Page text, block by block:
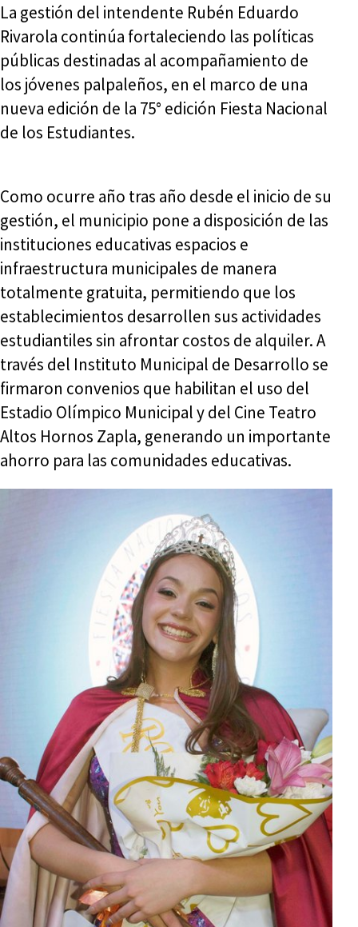
La gestión del intendente Rubén Eduardo
Rivarola continúa fortaleciendo las políticas
públicas destinadas al acompañamiento de
los jóvenes palpaleños, en el marco de una
nueva edición de la 75° edición Fiesta Nacional
de los Estudiantes.
Como ocurre año tras año desde el inicio de su
gestión, el municipio pone a disposición de las
instituciones educativas espacios e
infraestructura municipales de manera
totalmente gratuita, permitiendo que los
establecimientos desarrollen sus actividades
estudiantiles sin afrontar costos de alquiler. A
través del Instituto Municipal de Desarrollo se
firmaron convenios que habilitan el uso del
Estadio Olímpico Municipal y del Cine Teatro
Altos Hornos Zapla, generando un importante
ahorro para las comunidades educativas.